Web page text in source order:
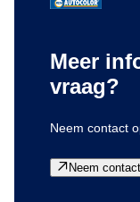
Meer
vraag?
Neem contact
Neem